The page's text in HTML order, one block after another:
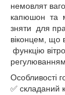
немовлят
капюшон та
зняти для
віконцем, що
функцію
Особливості
✅ складаний